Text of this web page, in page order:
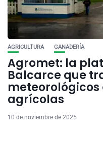
AGRICULTURA GANADERÍA
Agromet: la
Balcarce que
meteorológicos
agrícolas
10 de noviembre de 2025